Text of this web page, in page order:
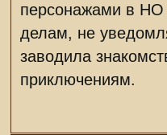
персонажами в НО
делам, не
заводила
приключениям.